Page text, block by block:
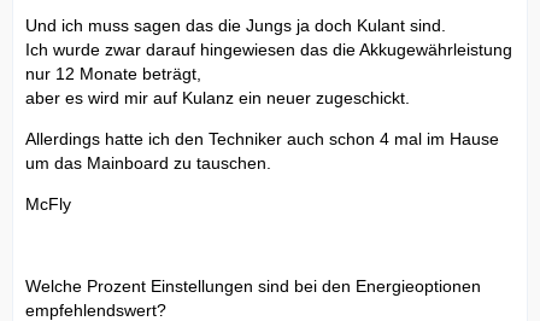
Und ich muss sagen das die Jungs ja doch Kulant sind.
Ich wurde zwar darauf hingewiesen das die Akkugewährleistung
nur 12 Monate beträgt,
aber es wird mir auf Kulanz ein neuer zugeschickt.
Allerdings hatte ich den Techniker auch schon 4 mal im Hause
um das Mainboard zu tauschen.
McFly
Welche Prozent Einstellungen sind bei den Energieoptionen
empfehlendswert?